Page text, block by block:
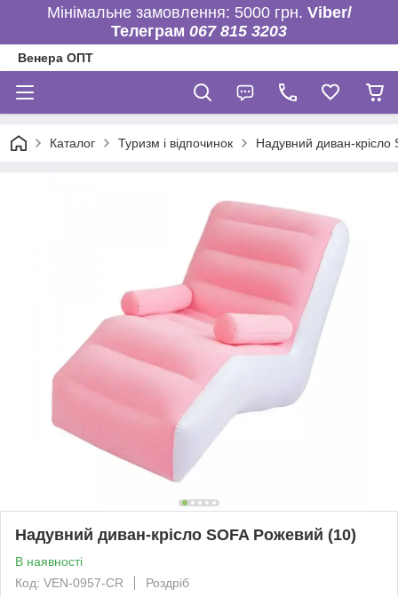
Мінімальне замовлення: 5000 грн. Viber/
Телеграм 067 815 3203
Венера ОПТ
Каталог Туризм і відпочинок Надувний диван-
Надувний диван-крісло SOFA Рожевий (10)
В наявності
Код: VEN-0957-CR
Роздріб